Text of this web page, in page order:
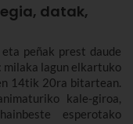
datak,
peñak prest daude
milaka lagun elkartuko
14tik 20ra bitartean.
kale-giroa,
esperotako